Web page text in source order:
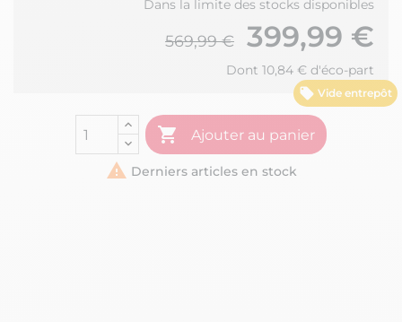
Vide entrepôt
Dans la limite des stocks disponibles
569,99 € 399,99 €
Dont 10,84 € d'éco-part
 Ajouter au panier
 Derniers articles en stock